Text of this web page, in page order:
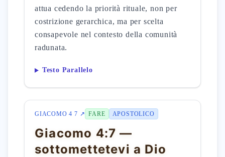
attua cedendo la priorità rituale, non per
costrizione gerarchica, ma per scelta
consapevole nel contesto della comunità
radunata.
Testo Parallelo
GIACOMO 4 7 ↗ FARE APOSTOLICO
Giacomo 4:7 —
sottomettetevi a Dio